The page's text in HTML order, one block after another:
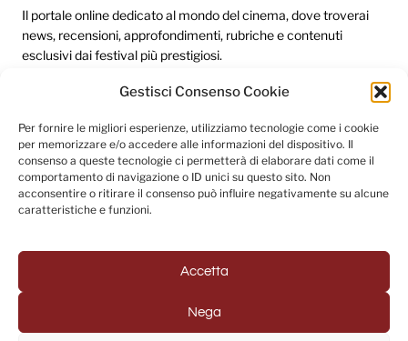
Gestisci Consenso Cookie
Per fornire le migliori esperienze, utilizziamo tecnologie come i cookie
per memorizzare e/o accedere alle informazioni del dispositivo. Il
consenso a queste tecnologie ci permetterà di elaborare dati come il
comportamento di navigazione o ID unici su questo sito. Non
acconsentire o ritirare il consenso può influire negativamente su alcune
caratteristiche e funzioni.
Accetta
Nega
Il portale online dedicato al mondo del cinema, dove troverai
news, recensioni, approfondimenti, rubriche e contenuti
esclusivi dai festival più prestigiosi.
Redazione
Categorie
Link utili
Seguici sui social